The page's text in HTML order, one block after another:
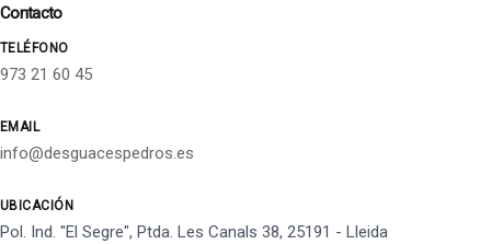
Contacto
TELÉFONO
973 21 60 45
EMAIL
info@desguacespedros.es
UBICACIÓN
Pol. Ind. "El Segre", Ptda. Les Canals 38, 25191 - Lleida